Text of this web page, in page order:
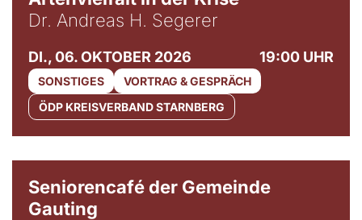
Dr. Andreas H. Segerer
DI., 06. OKTOBER 2026 19:00 UHR
SONSTIGES
VORTRAG & GESPRÄCH
ÖDP KREISVERBAND STARNBERG
Seniorencafé der Gemeinde
Gauting